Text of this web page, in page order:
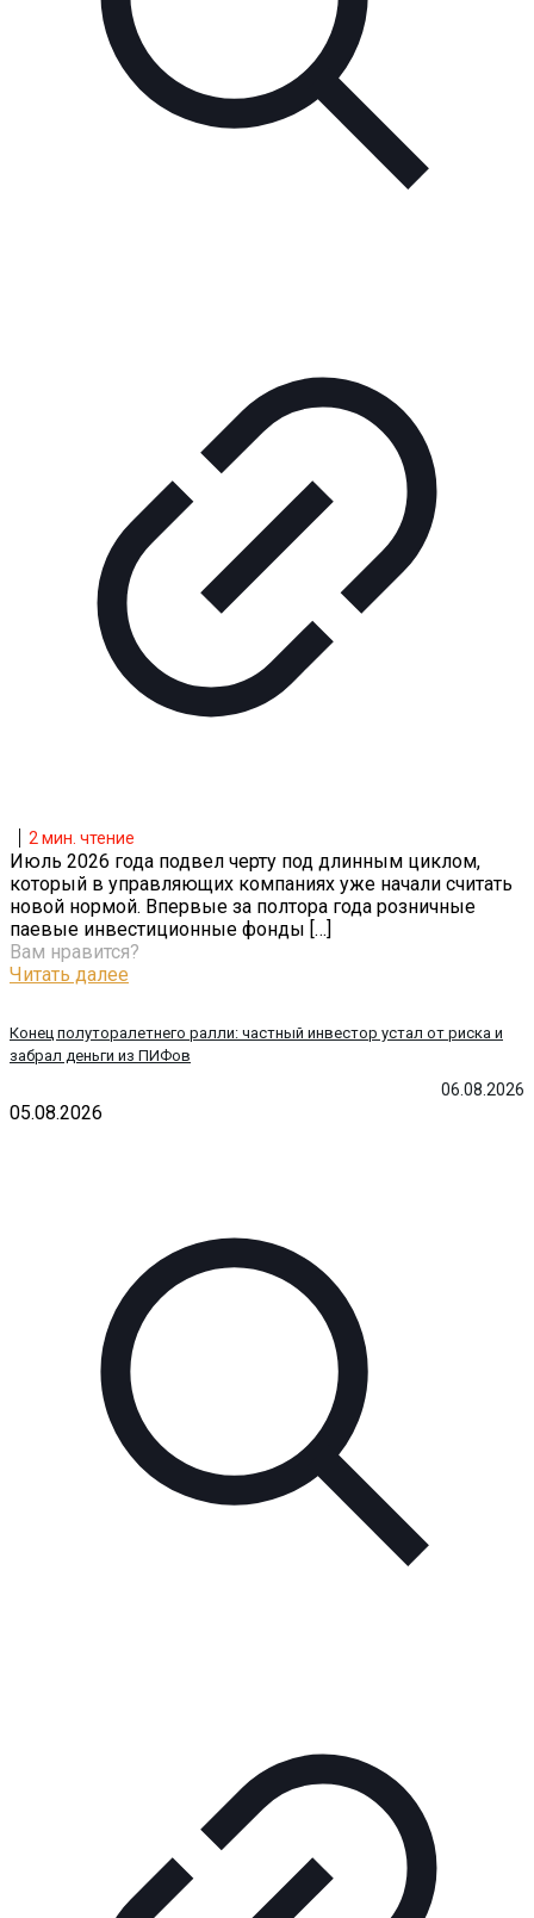
06.08.2026
Конец полуторалетнего ралли: частный инвестор устал от риска и
забрал деньги из ПИФов
2 мин. чтение
Июль 2026 года подвел черту под длинным циклом,
который в управляющих компаниях уже начали считать
новой нормой. Впервые за полтора года розничные
паевые инвестиционные фонды […]
Вам нравится?
Читать далее
05.08.2026